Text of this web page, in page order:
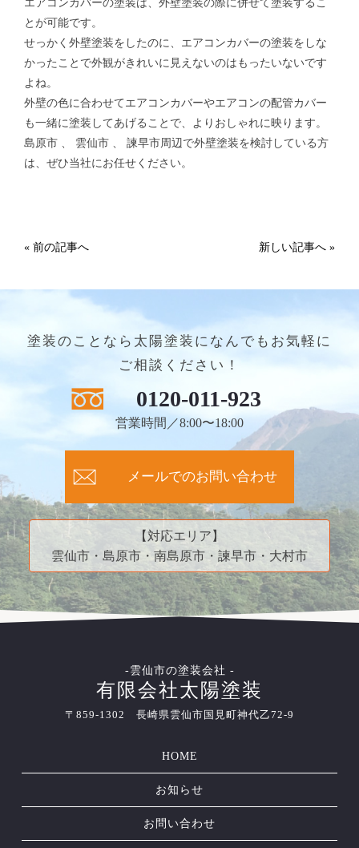
エアコンカバーの塗装は、外壁塗装の際に併せて塗装するこ
とが可能です。
せっかく外壁塗装をしたのに、エアコンカバーの塗装をしな
かったことで外観がきれいに見えないのはもったいないです
よね。
外壁の色に合わせてエアコンカバーやエアコンの配管カバー
も一緒に塗装してあげることで、よりおしゃれに映ります。
島原市 、 雲仙市 、 諫早市周辺で外壁塗装を検討している方
は、ぜひ当社にお任せください。
« 前の記事へ 新しい記事へ »
塗装のことなら太陽塗装になんでもお気軽に
ご相談ください！
0120-011-923
営業時間／8:00〜18:00
メールでのお問い合わせ
【対応エリア】
雲仙市・島原市・南島原市・諫早市・大村市
-雲仙市の塗装会社 -
有限会社太陽塗装
〒859-1302 長崎県雲仙市国見町神代乙72-9
HOME
お知らせ
お問い合わせ